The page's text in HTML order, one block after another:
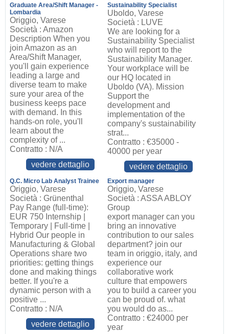
Graduate Area/Shift Manager -
Lombardia
Origgio, Varese
Società : Amazon
Description When you
join Amazon as an
Area/Shift Manager,
you'll gain experience
leading a large and
diverse team to make
sure your area of the
business keeps pace
with demand. In this
hands-on role, you'll
learn about the
complexity of ...
Contratto : N/A
vedere dettaglio
Sustainability Specialist
Uboldo, Varese
Società : LUVE
We are looking for a
Sustainability Specialist
who will report to the
Sustainability Manager.
Your workplace will be
our HQ located in
Uboldo (VA). Mission
Support the
development and
implementation of the
company's sustainability
strat...
Contratto : €35000 -
40000 per year
vedere dettaglio
Q.C. Micro Lab Analyst Trainee
Origgio, Varese
Società : Grünenthal
Pay Range (full-time):
EUR 750 ​Internship |
Temporary | Full-time |
Hybrid​ Our people in
Manufacturing & Global
Operations share two
priorities: getting things
done and making things
better. If you're a
dynamic person with a
positive ...
Contratto : N/A
vedere dettaglio
Export manager
Origgio, Varese
Società : ASSA ABLOY
Group
export manager can you
bring an innovative
contribution to our sales
department? join our
team in origgio, italy, and
experience our
collaborative work
culture that empowers
you to build a career you
can be proud of. what
you would do as...
Contratto : €24000 per
year